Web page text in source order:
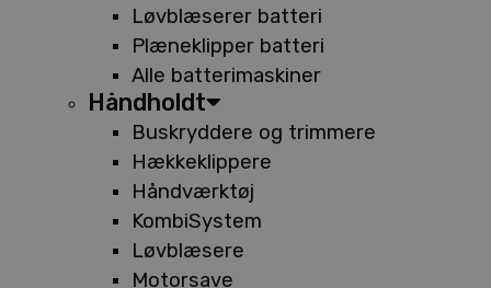
Løvblæserer batteri
Plæneklipper batteri
Alle batterimaskiner
Håndholdt
Buskryddere og trimmere
Hækkeklippere
Håndværktøj
KombiSystem
Løvblæsere
Motorsave